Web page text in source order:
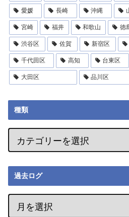
愛媛 長崎 沖縄
宮崎 福井 和歌山 徳
渋谷区 佐賀 新宿区
千代田区 高知 台東区
大田区 品川区
種類
過去ログ